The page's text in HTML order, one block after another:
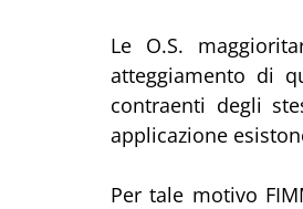
Le O.S.
atteggiamento di
contraenti degli
applicazione
Per tale motivo